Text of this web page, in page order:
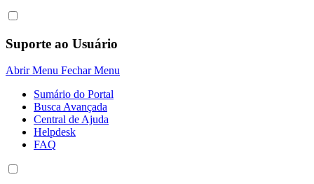
Suporte ao Usuário
Abrir Menu Fechar Menu
Sumário do Portal
Busca Avançada
Central de Ajuda
Helpdesk
FAQ